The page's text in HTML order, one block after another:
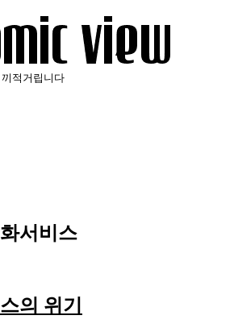
적거립니다
서비스
의 위기